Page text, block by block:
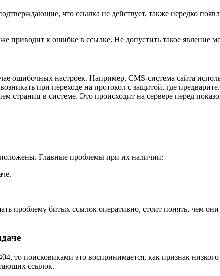
что ссылка не действует, также нередко
приводит к ошибке в ссылке. Не допустить такое явление
ошибочных настроек. Например, CMS-система сайта
при переходе на протокол с защитой, где
страниц в системе. Это происходит на сервере перед
Главные проблемы при их наличии:
проблему битых ссылок оперативно, стоит понять, чем
то поисковиками это воспринимается, как признак
ссылок.